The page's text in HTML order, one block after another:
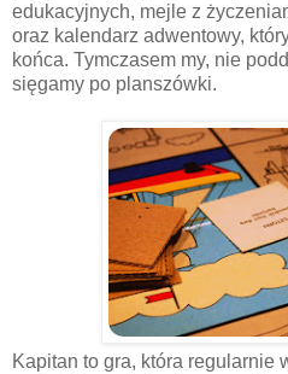
edukacyjnych, mejle z
oraz kalendarz adwentowy,
końca. Tymczasem my, nie
sięgamy po planszówki.
Kapitan to gra, która regularnie